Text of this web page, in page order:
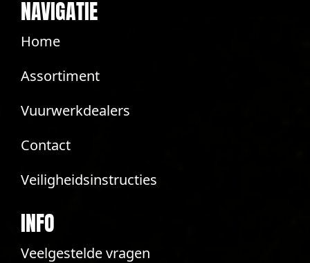
NAVIGATIE
Home
Assortiment
Vuurwerkdealers
Contact
Veiligheidsinstructies
INFO
Veelgestelde vragen